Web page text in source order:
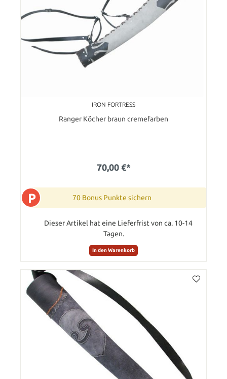
IRON FORTRESS
Ranger Köcher braun cremefarben
70,00 €*
P 70 Bonus Punkte sichern
Dieser Artikel hat eine Lieferfrist von ca. 10-14
Tagen.
In den Warenkorb